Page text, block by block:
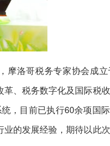
洛哥税务专家协会成立
、税务数字化及国际税
，目前已执行60余项国
的发展经验，期待以此